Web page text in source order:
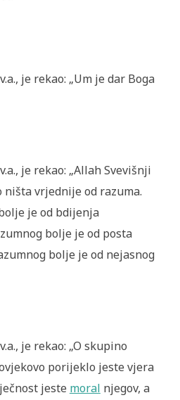
je rekao: „Um je dar Boga
je rekao: „Allah Svevišnji
vrjednije od razuma.
je od bdijenja
bolje je od posta
bolje je od nejasnog
je rekao: „O skupino
porijeklo jeste vjera
jeste moral njegov, a